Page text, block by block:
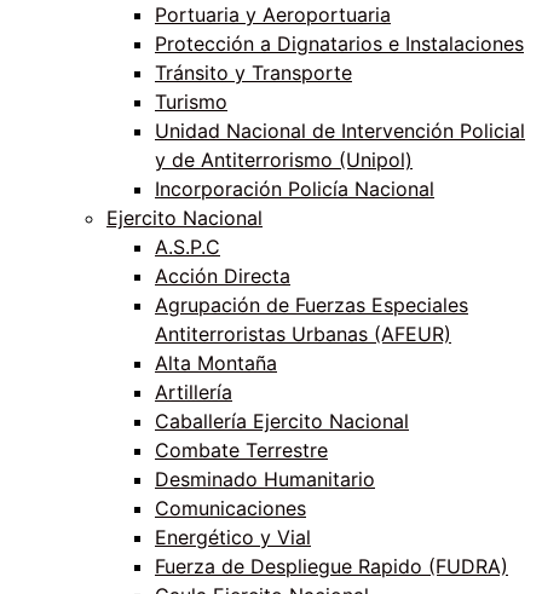
Portuaria y Aeroportuaria
Protección a Dignatarios e Instalaciones
Tránsito y Transporte
Turismo
Unidad Nacional de Intervención Policial
y de Antiterrorismo (Unipol)
Incorporación Policía Nacional
Ejercito Nacional
A.S.P.C
Acción Directa
Agrupación de Fuerzas Especiales
Antiterroristas Urbanas (AFEUR)
Alta Montaña
Artillería
Caballería Ejercito Nacional
Combate Terrestre
Desminado Humanitario
Comunicaciones
Energético y Vial
Fuerza de Despliegue Rapido (FUDRA)